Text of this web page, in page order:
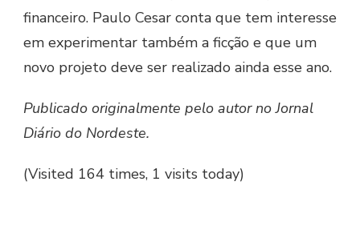
financeiro. Paulo Cesar conta que tem interesse
em experimentar também a ficção e que um
novo projeto deve ser realizado ainda esse ano.
Publicado originalmente pelo autor no Jornal
Diário do Nordeste.
(Visited 164 times, 1 visits today)